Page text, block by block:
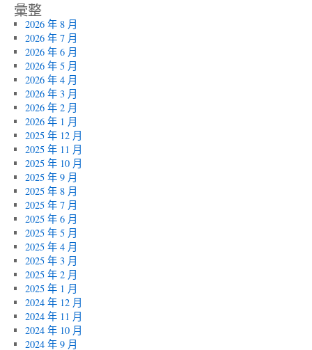
彙整
2026 年 8 月
2026 年 7 月
2026 年 6 月
2026 年 5 月
2026 年 4 月
2026 年 3 月
2026 年 2 月
2026 年 1 月
2025 年 12 月
2025 年 11 月
2025 年 10 月
2025 年 9 月
2025 年 8 月
2025 年 7 月
2025 年 6 月
2025 年 5 月
2025 年 4 月
2025 年 3 月
2025 年 2 月
2025 年 1 月
2024 年 12 月
2024 年 11 月
2024 年 10 月
2024 年 9 月